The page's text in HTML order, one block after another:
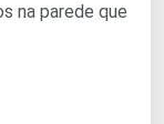
na parede que